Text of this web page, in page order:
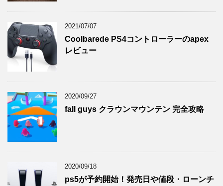
2021/07/07
Coolbarede PS4コントローラーのapex
レビュー
2020/09/27
fall guys クラウンマウンテン 完全攻略
2020/09/18
ps5が予約開始！発売日や値段・ローンチ